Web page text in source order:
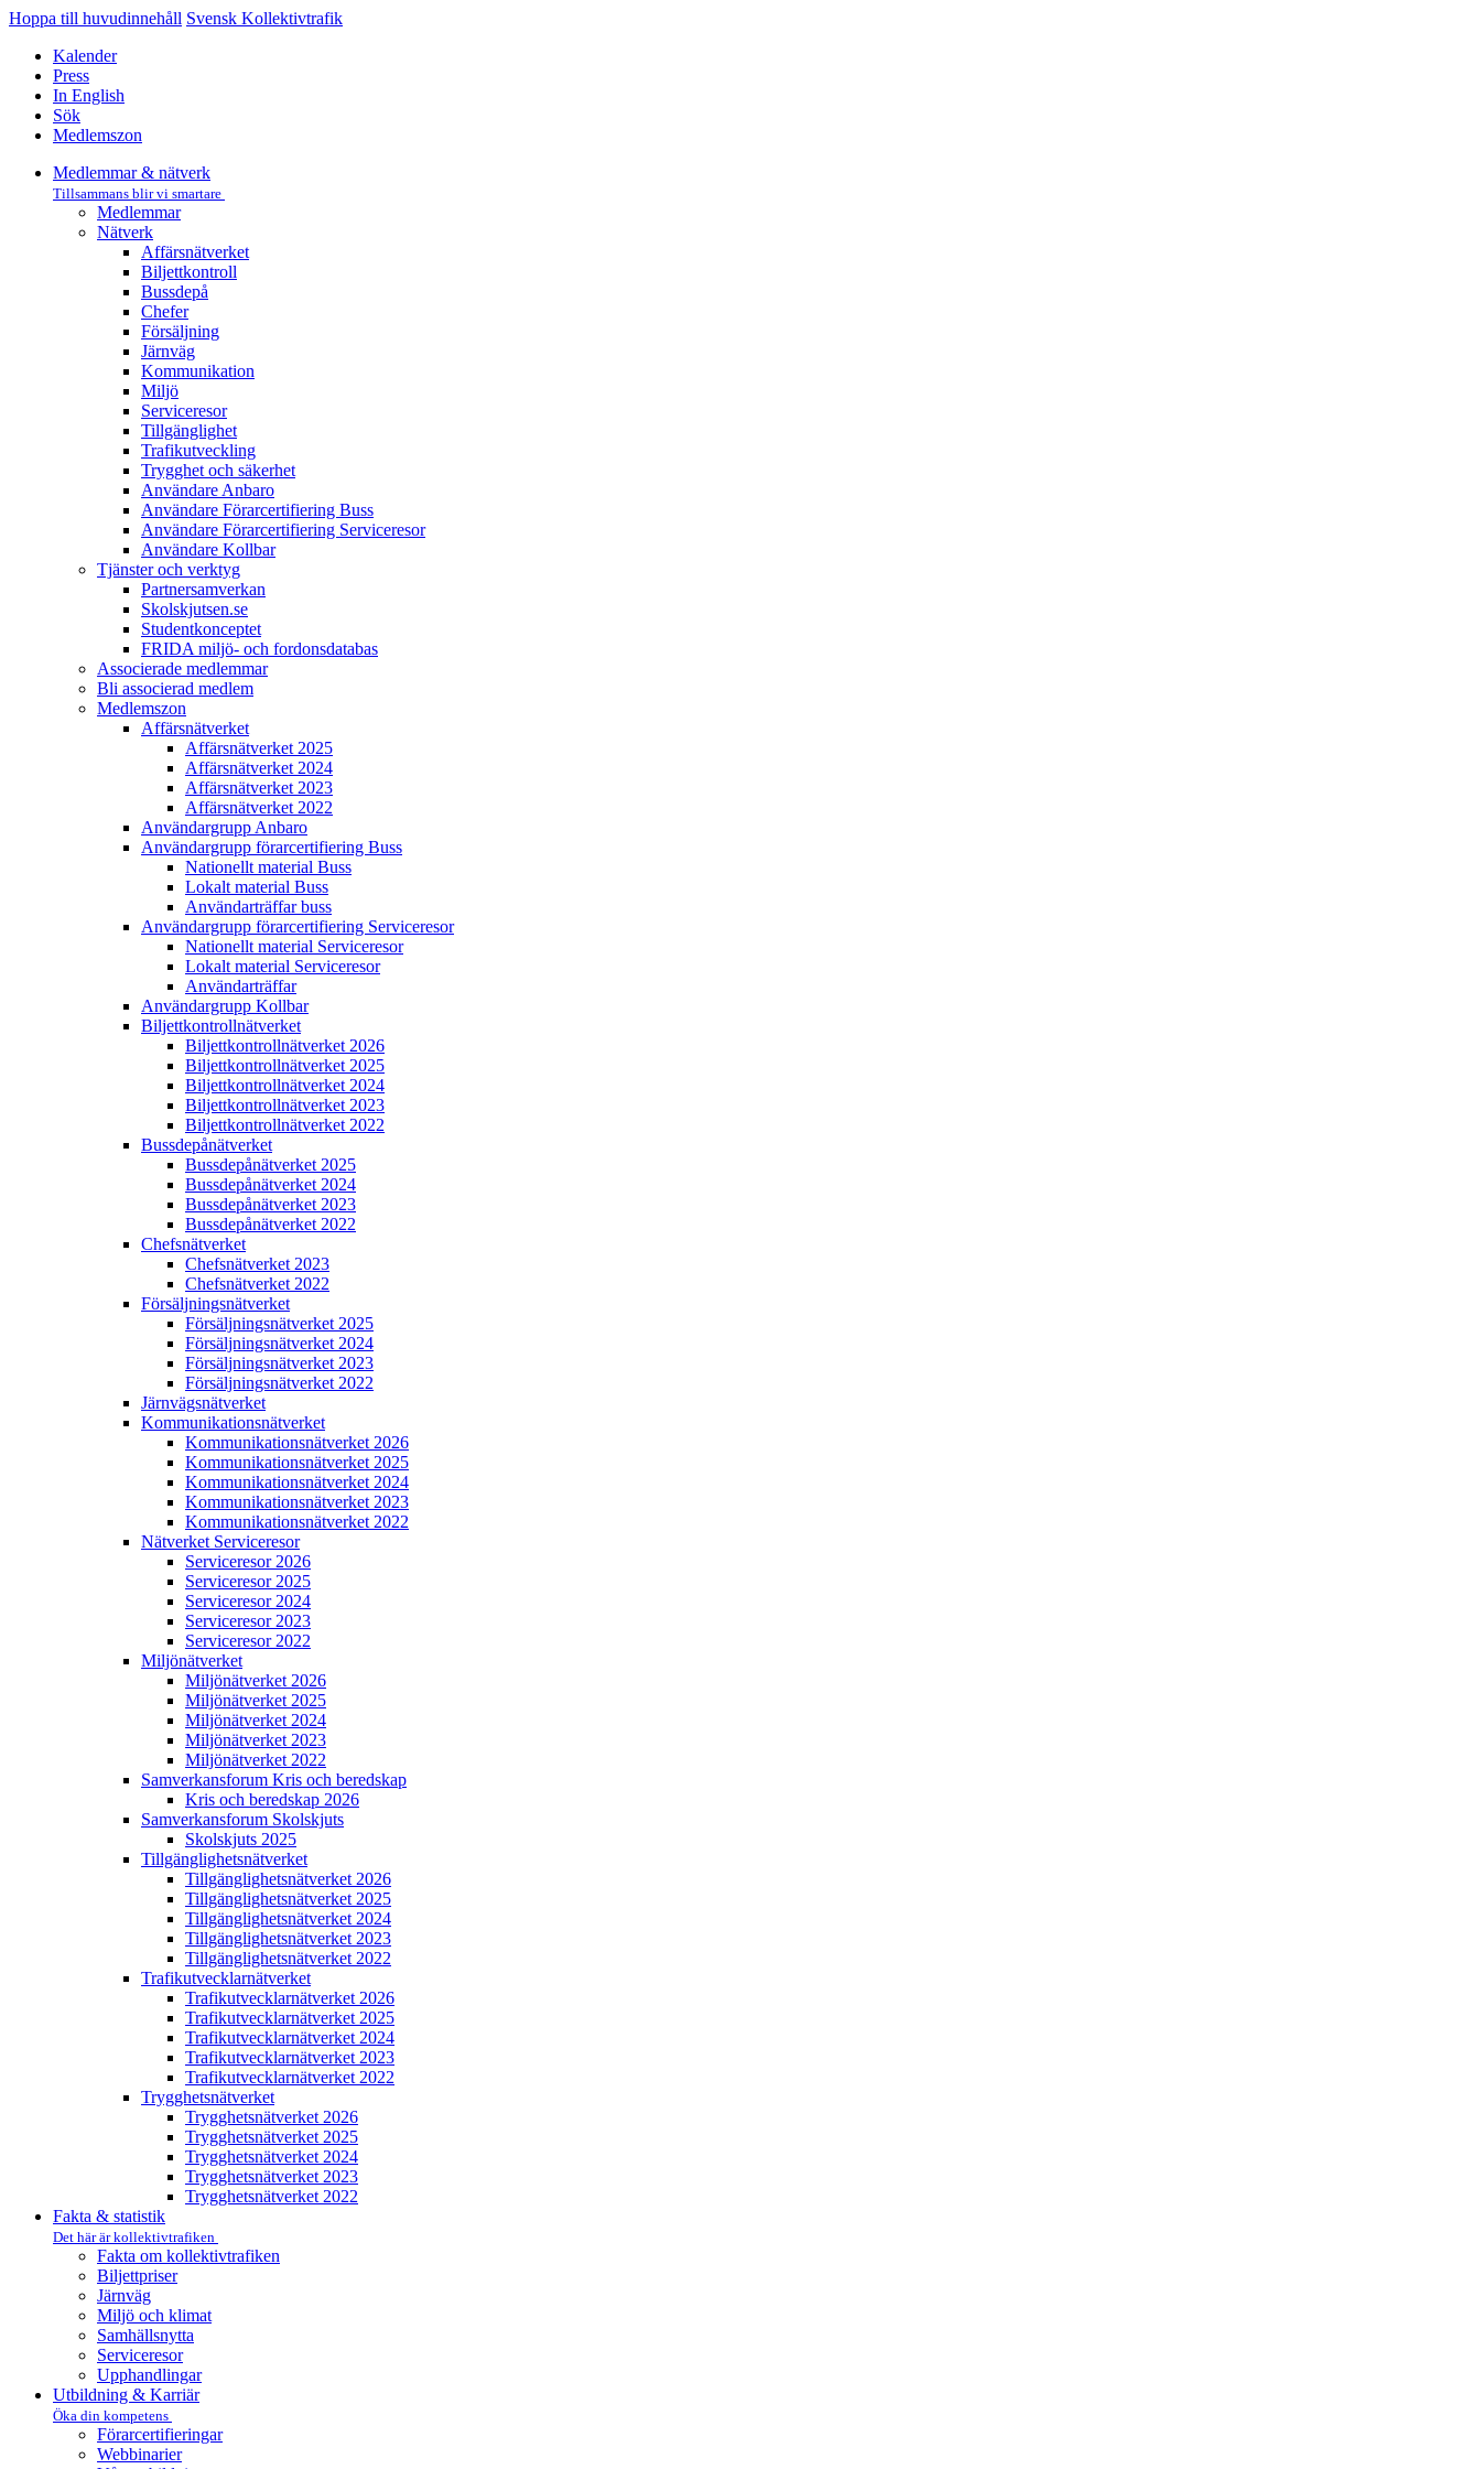
Hoppa till huvudinnehåll Svensk Kollektivtrafik
Kalender
Press
In English
Sök
Medlemszon
Medlemmar & nätverk
Tillsammans blir vi smartare
Medlemmar
Nätverk
Affärs­nätverket
Biljettkontroll­
Bussdepå­
Chefer
Försäljning
Järnväg
Kommunikation
Miljö­
Serviceresor
Tillgänglighet
Trafikutveckling
Trygghet och säkerhet
Användare Anbaro
Användare Förarcertifiering Buss
Användare Förarcertifiering Serviceresor
Användare Koll­bar
Tjänster och verktyg
Partner­samverkan
Skolskjutsen.se
Studentkonceptet
FRIDA miljö- och fordonsdatabas
Associerade medlemmar
Bli associerad medlem
Medlemszon
Affärs­nätverket
Affärs­nätverket 2025
Affärs­nätverket 2024
Affärs­nätverket 2023
Affärs­nätverket 2022
Användargrupp Anbaro
Användargrupp förarcertifiering Buss
Nationellt material Buss
Lokalt material Buss
Användarträffar buss
Användargrupp förarcertifiering Serviceresor
Nationellt material Serviceresor
Lokalt material Serviceresor
Användarträffar
Användargrupp Kollbar
Biljettkontroll­nätverket
Biljettkontroll­nätverket 2026
Biljettkontroll­nätverket 2025
Biljettkontroll­nätverket 2024
Biljettkontroll­nätverket 2023
Biljettkontroll­nätverket 2022
Bussdepå­nätverket
Bussdepå­nätverket 2025
Bussdepå­nätverket 2024
Bussdepå­nätverket 2023
Bussdepå­nätverket 2022
Chefs­nätverket
Chefs­nätverket 2023
Chefs­nätverket 2022
Försäljnings­nätverket
Försäljnings­nätverket 2025
Försäljnings­nätverket 2024
Försäljnings­nätverket 2023
Försäljnings­nätverket 2022
Järnvägs­nätverket
Kommunikations­nätverket
Kommunikations­nätverket 2026
Kommunikations­nätverket 2025
Kommunikations­nätverket 2024
Kommunikations­nätverket 2023
Kommunikations­nätverket 2022
Nätverket Serviceresor
Serviceresor 2026
Serviceresor 2025
Serviceresor 2024
Serviceresor 2023
Serviceresor 2022
Miljö­nätverket
Miljö­nätverket 2026
Miljö­nätverket 2025
Miljö­nätverket 2024
Miljö­nätverket 2023
Miljö­nätverket 2022
Samverkans­forum Kris och beredskap
Kris och beredskap 2026
Samverkans­forum Skolskjuts
Skolskjuts 2025
Tillgänglighets­nätverket
Tillgänglighets­nätverket 2026
Tillgänglighets­nätverket 2025
Tillgänglighets­nätverket 2024
Tillgänglighets­nätverket 2023
Tillgänglighets­nätverket 2022
Trafikutvecklar­nätverket
Trafikutvecklar­nätverket 2026
Trafikutvecklar­nätverket 2025
Trafikutvecklar­nätverket 2024
Trafikutvecklar­nätverket 2023
Trafikutvecklar­nätverket 2022
Trygghets­nätverket
Trygghets­nätverket 2026
Trygghets­nätverket 2025
Trygghets­nätverket 2024
Trygghets­nätverket 2023
Trygghets­nätverket 2022
Fakta & statistik
Det här är kollektivtrafiken
Fakta om kollektivtrafiken
Biljettpriser
Järnväg
Miljö och klimat
Samhällsnytta
Serviceresor
Upphandlingar
Utbildning & Karriär
Öka din kompetens
Förarcertifieringar
Webbinarier